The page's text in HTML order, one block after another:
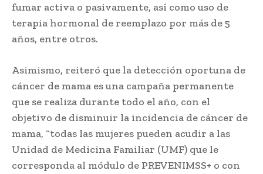
fumar activa o pasivamente, así como uso de
terapia hormonal de reemplazo por más de 5
años, entre otros.
Asimismo, reiteró que la detección oportuna de
cáncer de mama es una campaña permanente
que se realiza durante todo el año, con el
objetivo de disminuir la incidencia de cáncer de
mama, “todas las mujeres pueden acudir a las
Unidad de Medicina Familiar (UMF) que le
corresponda al módulo de PREVENIMSS+ o con